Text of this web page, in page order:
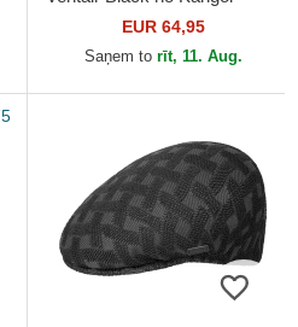
EUR 64,95
Saņem to rīt, 11. Aug.